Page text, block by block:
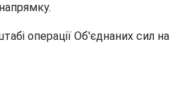
операції Об'єднаних сил на